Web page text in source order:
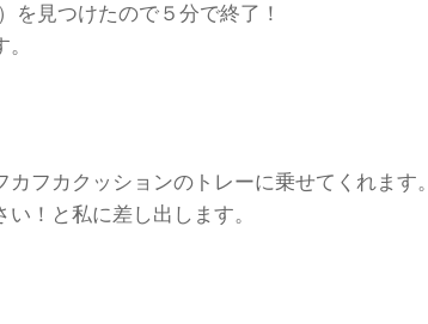
を見つけたので５分で終了！
フカクッションのトレーに乗せてくれます。
！と私に差し出します。